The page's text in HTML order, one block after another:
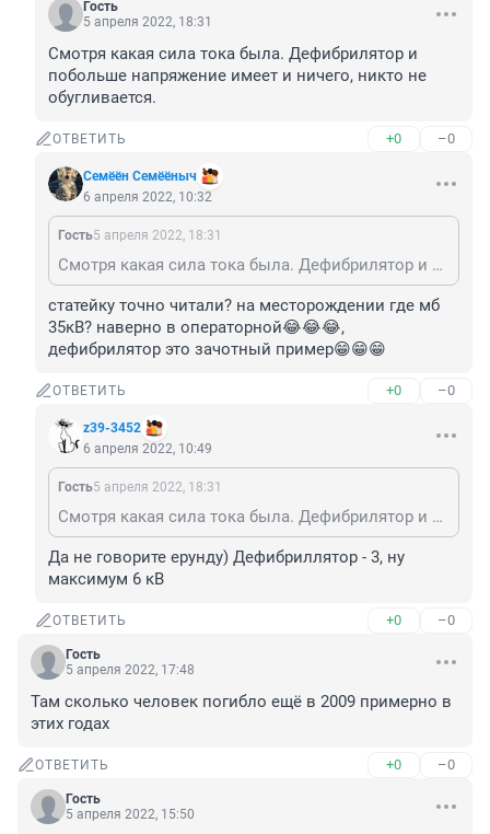
Гость
5 апреля 2022, 18:31
Смотря какая сила тока была. Дефибрилятор и
побольше напряжение имеет и ничего, никто не
обугливается.
ОТВЕТИТЬ +0 –0
Семёён Семёёныч
6 апреля 2022, 10:32
Гость5 апреля 2022, 18:31
Смотря какая сила тока была. Дефибрилятор и побольше напряжение имеет и ничего, никто не обугливается.
статейку точно читали? на месторождении где мб
35кВ? наверно в операторной😂😂😂,
дефибрилятор это зачотный пример😁😁😁
ОТВЕТИТЬ +0 –0
z39-3452
6 апреля 2022, 10:49
Гость5 апреля 2022, 18:31
Смотря какая сила тока была. Дефибрилятор и побольше напряжение имеет и ничего, никто не обугливается.
Да не говорите ерунду) Дефибриллятор - 3, ну
максимум 6 кВ
ОТВЕТИТЬ +0 –0
Гость
5 апреля 2022, 17:48
Там сколько человек погибло ещё в 2009 примерно в
этих годах
ОТВЕТИТЬ +0 –0
Гость
5 апреля 2022, 15:50